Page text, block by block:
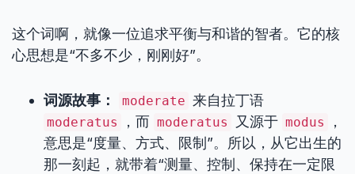
这个词啊，就像一位追求平衡与和谐的智者。它的核
心思想是“不多不少，刚刚好”。
词源故事： moderate 来自拉丁语
moderatus ，而 moderatus 又源于 modus
，
意思是“度量、方式、限制”。所以，从它出生的
那一刻起，就带着“测量、控制、保持在一定限